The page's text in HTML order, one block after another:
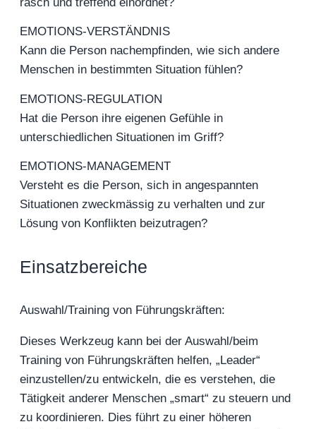
EMOTIONS-VERSTÄNDNIS
Kann die Person nachempfinden, wie sich andere
Menschen in bestimmten Situation fühlen?
EMOTIONS-REGULATION
Hat die Person ihre eigenen Gefühle in
unterschiedlichen Situationen im Griff?
EMOTIONS-MANAGEMENT
Versteht es die Person, sich in angespannten
Situationen zweckmässig zu verhalten und zur
Lösung von Konflikten beizutragen?
Einsatzbereiche
Auswahl/Training von Führungskräften:
Dieses Werkzeug kann bei der Auswahl/beim
Training von Führungskräften helfen, „Leader“
einzustellen/zu entwickeln, die es verstehen, die
Tätigkeit anderer Menschen „smart“ zu steuern und
zu koordinieren. Dies führt zu einer höheren